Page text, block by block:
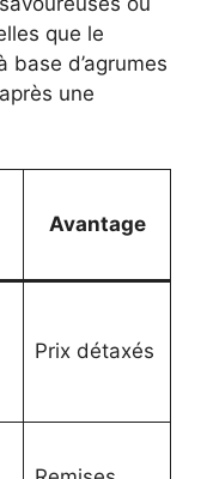
que le
base d’agrumes
une
Avantage
Prix détaxés